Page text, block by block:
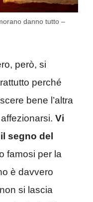
danno tutto –
però, si
perché
bene l’altra
Vi
segno del
famosi per la
è davvero
si lascia